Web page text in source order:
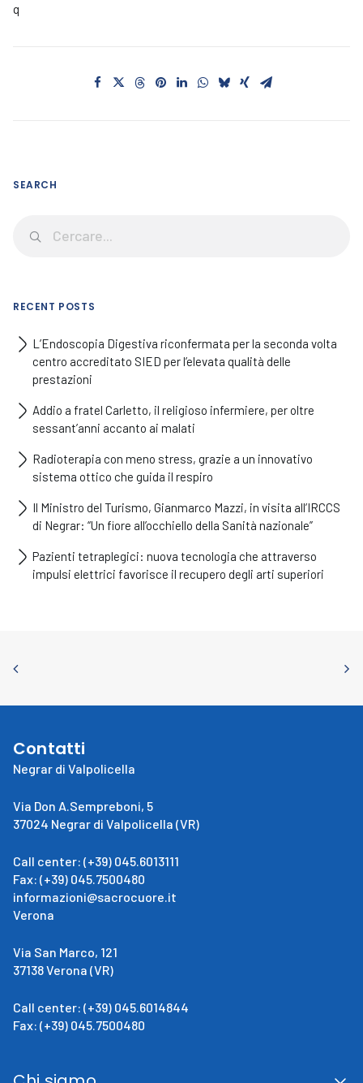
q
SEARCH
RECENT POSTS
L’Endoscopia Digestiva riconfermata per la seconda volta
centro accreditato SIED per l’elevata qualità delle
prestazioni
Addio a fratel Carletto, il religioso infermiere, per oltre
sessant’anni accanto ai malati
Radioterapia con meno stress, grazie a un innovativo
sistema ottico che guida il respiro
Il Ministro del Turismo, Gianmarco Mazzi, in visita all’IRCCS
di Negrar: “Un fiore all’occhiello della Sanità nazionale”
Pazienti tetraplegici: nuova tecnologia che attraverso
impulsi elettrici favorisce il recupero degli arti superiori
Contatti
Negrar di Valpolicella
Via Don A.Sempreboni, 5
37024 Negrar di Valpolicella (VR)
Call center: (+39) 045.6013111
Fax: (+39) 045.7500480
informazioni@sacrocuore.it
Verona
Via San Marco, 121
37138 Verona (VR)
Call center: (+39) 045.6014844
Fax: (+39) 045.7500480